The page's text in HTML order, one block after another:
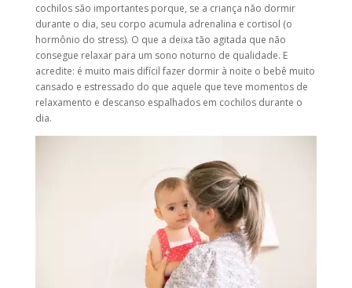
cochilos são importantes porque, se a criança não dormir
durante o dia, seu corpo acumula adrenalina e cortisol (o
hormônio do stress). O que a deixa tão agitada que não
consegue relaxar para um sono noturno de qualidade. E
acredite: é muito mais difícil fazer dormir à noite o bebê muito
cansado e estressado do que aquele que teve momentos de
relaxamento e descanso espalhados em cochilos durante o
dia.